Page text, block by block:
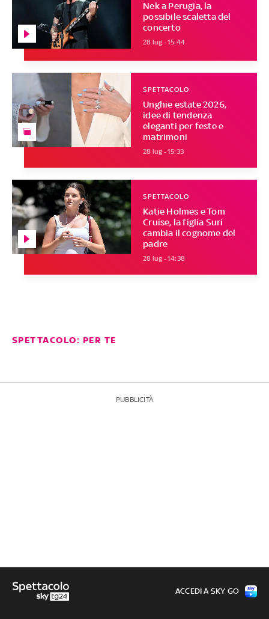
Nek a Perugia, la
possibile scaletta del
concerto
28 lug - 15:44
Unghie estate 2026,
idee di tendenza
eleganti per feste e
matrimoni
SPETTACOLO
28 lug - 15:33
Katie Holmes e Tom
Cruise, la figlia Suri
cambia il cognome del
padre
SPETTACOLO
28 lug - 14:38
SPETTACOLO: PER TE
PUBBLICITÀ
ACCEDI A SKY GO